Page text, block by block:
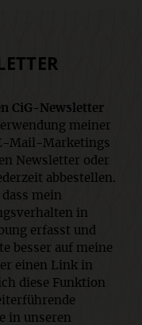
CiG-Newsletter
meiner
Mail-Marketings
Newsletter oder
abbestellen.
mein
in
erfasst und
besser auf meine
einen Link in
diese Funktion
in unseren